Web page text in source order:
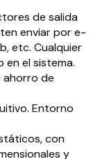
de salida
enviar por e-
etc. Cualquier
el sistema.
ahorro de
Entorno
con
y